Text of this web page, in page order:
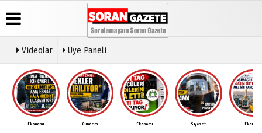
Üye Paneli
Haber
Arşivi
Anketler
Video
Galeri
Künye
İletişim
Çerez
Videolar Üye Paneli
Ekonomi Gündem Ekonomi Siyaset Ekonomi